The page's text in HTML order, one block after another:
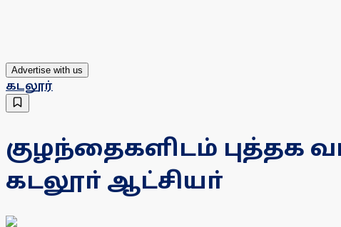
Advertise with us
கடலூர்
குழந்தைகளிடம் புத்தக
கடலூா் ஆட்சியா்